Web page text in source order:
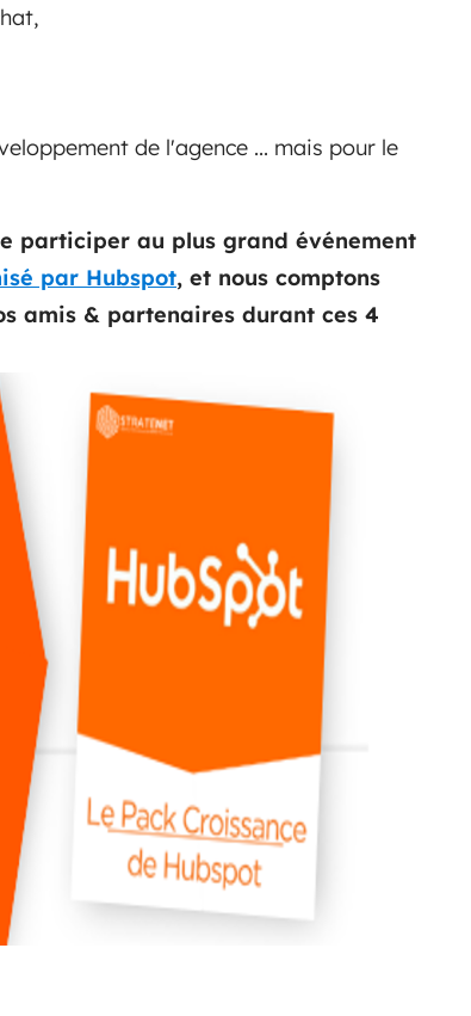
de l'agence ... mais pour le
participer au plus grand événement
par Hubspot, et nous comptons
amis & partenaires durant ces 4